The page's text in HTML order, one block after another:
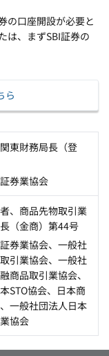
の口座開設が必要と
は、まずSBI証券の
ら
東財務局長（登
券業協会
、商品先物取引業
（金商）第44号
券業協会、一般社
引業協会、一般社
商品取引業協会、
STO協会、日本商
一般社団法人日本
協会